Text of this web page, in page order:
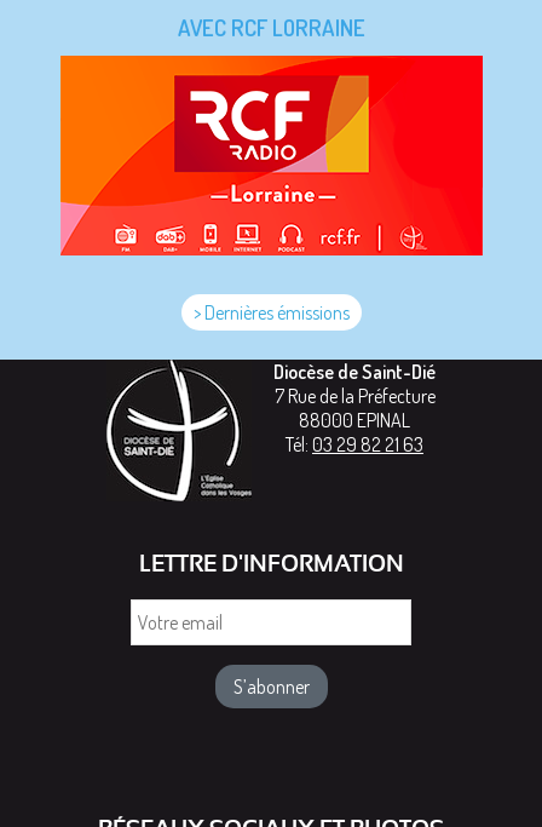
AVEC RCF LORRAINE
> Dernières émissions
Diocèse de Saint-Dié
7 Rue de la Préfecture
88000 EPINAL
Tél: 03 29 82 21 63
LETTRE D'INFORMATION